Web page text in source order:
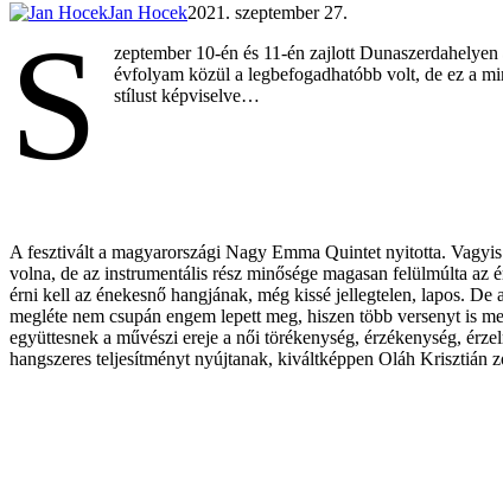
Jan Hocek2021. szeptember 27.
S
zeptember 10-én és 11-én zajlott
évfolyam közül a legbefogadhatóbb volt, de ez a
stílust képviselve…
A fesztivált a magyarországi Nagy Emma Quintet nyitotta.
volna, de az instrumentális rész minősége magasan felülmúlta
érni kell az énekesnő hangjának, még kissé jellegtelen, lapos.
megléte nem csupán engem lepett meg, hiszen több versenyt is
együttesnek a művészi ereje a női törékenység, érzékenység,
hangszeres teljesítményt nyújtanak, kiváltképpen Oláh Krisztián